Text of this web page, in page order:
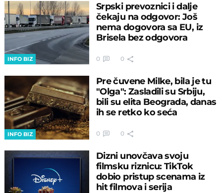
INFO BIZ
Srpski prevoznici i dalje
čekaju na odgovor: Još
nema dogovora sa EU, iz
Brisela bez odgovora
0 0
INFO BIZ
Pre čuvene Milke, bila je tu
"Olga": Zasladili su Srbiju,
bili su elita Beograda, danas
ih se retko ko seća
0 0
Dizni unovčava svoju
filmsku riznicu: TikTok
dobio pristup scenama iz
hit filmova i serija